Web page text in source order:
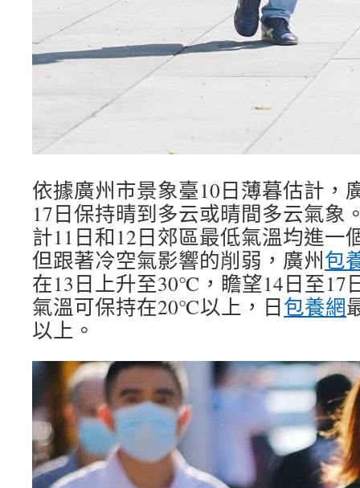
依據廣州市景象臺10日薄暮估計，
17日保持晴到多云或晴間多云氣象
計11日和12日郊區最低氣溫均進
但跟著冷空氣影響的削弱，廣州包
在13日上升至30℃，瞻望14日至17
氣溫可保持在20℃以上，日包養網
以上。